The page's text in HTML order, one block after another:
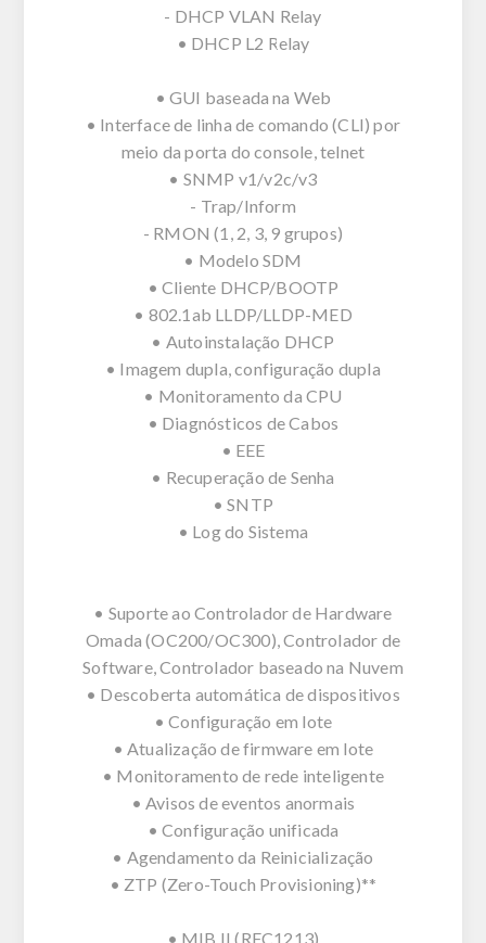
- DHCP VLAN Relay
• DHCP L2 Relay
• GUI baseada na Web
• Interface de linha de comando (CLI) por
meio da porta do console, telnet
• SNMP v1/v2c/v3
- Trap/Inform
- RMON (1, 2, 3, 9 grupos)
• Modelo SDM
• Cliente DHCP/BOOTP
• 802.1ab LLDP/LLDP-MED
• Autoinstalação DHCP
• Imagem dupla, configuração dupla
• Monitoramento da CPU
• Diagnósticos de Cabos
• EEE
• Recuperação de Senha
• SNTP
• Log do Sistema
• Suporte ao Controlador de Hardware
Omada (OC200/OC300), Controlador de
Software, Controlador baseado na Nuvem
• Descoberta automática de dispositivos
• Configuração em lote
• Atualização de firmware em lote
• Monitoramento de rede inteligente
• Avisos de eventos anormais
• Configuração unificada
• Agendamento da Reinicialização
• ZTP (Zero-Touch Provisioning)**
• MIB II (RFC1213)